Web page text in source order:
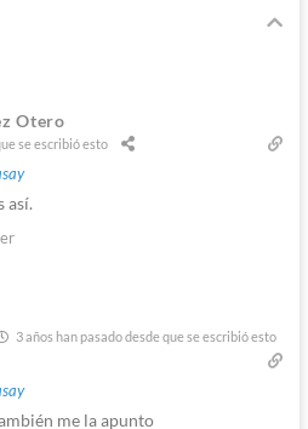
Otero
se escribió esto
así.
3 años han pasado desde que se escribió esto
me la apunto